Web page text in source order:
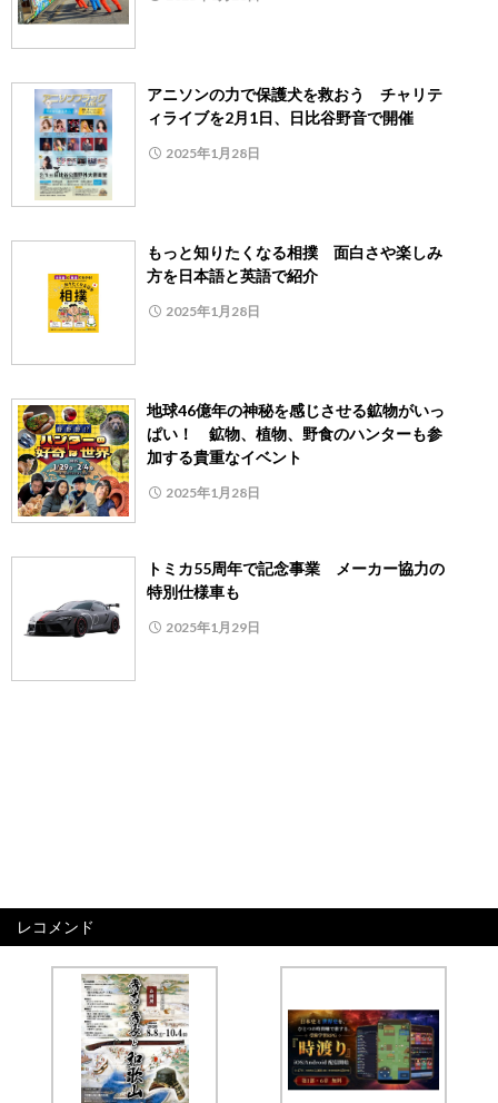
アニソンの力で保護犬を救おう チャリテ
ィライブを2月1日、日比谷野音で開催
2025年1月28日
もっと知りたくなる相撲 面白さや楽しみ
方を日本語と英語で紹介
2025年1月28日
地球46億年の神秘を感じさせる鉱物がいっ
ぱい！ 鉱物、植物、野食のハンターも参
加する貴重なイベント
2025年1月28日
トミカ55周年で記念事業 メーカー協力の
特別仕様車も
2025年1月29日
レコメンド